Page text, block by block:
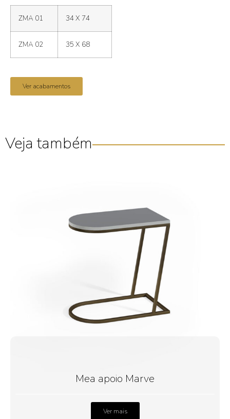
ZMA 01 34 X 74
ZMA 02 35 X 68
Ver acabamentos
Veja também
Mea apoio Marve
Ver mais